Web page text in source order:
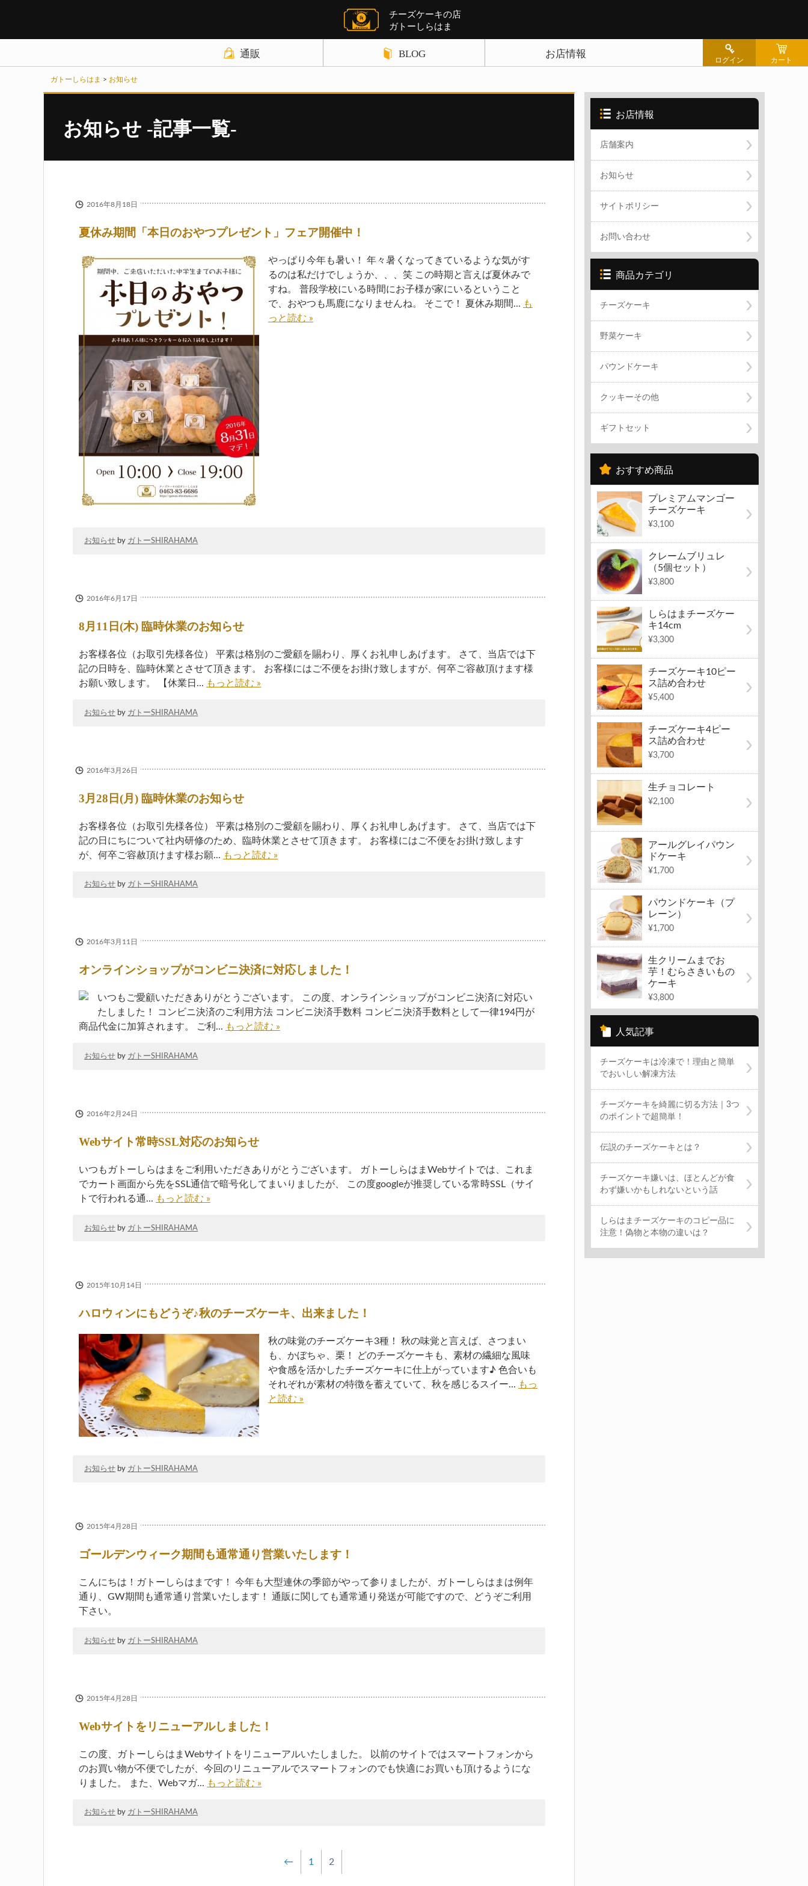
チーズケーキの店
ガトーしらはま
通販 BLOG お店情報
野菜ケーキ
お買い物方法
特定商取引法に基づく表記
ガトーしらはま > お知らせ
お知らせ -記事一覧-
2016年8月18日
夏休み期間「本日のおやつプレゼント」フェア開催中！
やっぱり今年も暑い！ 年々暑くなってきているような気がす
るのは私だけでしょうか、、、笑 この時期と言えば夏休みで
すね。 普段学校にいる時間にお子様が家にいるということ
で、おやつも馬鹿になりませんね。 そこで！ 夏休み期間... も
っと読む »
お知らせ by ガトーSHIRAHAMA
2016年6月17日
8月11日(木) 臨時休業のお知らせ
お客様各位（お取引先様各位） 平素は格別のご愛顧を賜わり、厚くお礼申しあげます。 さて、当店では下
記の日時を、臨時休業とさせて頂きます。 お客様にはご不便をお掛け致しますが、何卒ご容赦頂けます様
お願い致します。 【休業日... もっと読む »
お知らせ by ガトーSHIRAHAMA
2016年3月26日
3月28日(月) 臨時休業のお知らせ
お客様各位（お取引先様各位） 平素は格別のご愛顧を賜わり、厚くお礼申しあげます。 さて、当店では下
記の日にちについて社内研修のため、臨時休業とさせて頂きます。 お客様にはご不便をお掛け致します
が、何卒ご容赦頂けます様お願... もっと読む »
お知らせ by ガトーSHIRAHAMA
2016年3月11日
オンラインショップがコンビニ決済に対応しました！
いつもご愛顧いただきありがとうございます。 この度、オンラインショップがコンビニ決済に対応い
たしました！ コンビニ決済のご利用方法 コンビニ決済手数料 コンビニ決済手数料として一律194円が
商品代金に加算されます。 ご利... もっと読む »
お知らせ by ガトーSHIRAHAMA
2016年2月24日
Webサイト常時SSL対応のお知らせ
いつもガトーしらはまをご利用いただきありがとうございます。 ガトーしらはまWebサイトでは、これま
でカート画面から先をSSL通信で暗号化してまいりましたが、 この度googleが推奨している常時SSL（サイ
トで行われる通... もっと読む »
お知らせ by ガトーSHIRAHAMA
2015年10月14日
ハロウィンにもどうぞ♪秋のチーズケーキ、出来ました！
秋の味覚のチーズケーキ3種！ 秋の味覚と言えば、さつまい
も、かぼちゃ、栗！ どのチーズケーキも、素材の繊細な風味
や食感を活かしたチーズケーキに仕上がっています♪ 色合いも
それぞれが素材の特徴を蓄えていて、秋を感じるスイー... もっ
と読む »
お知らせ by ガトーSHIRAHAMA
2015年4月28日
ゴールデンウィーク期間も通常通り営業いたします！
こんにちは！ガトーしらはまです！ 今年も大型連休の季節がやって参りましたが、ガトーしらはまは例年
通り、GW期間も通常通り営業いたします！ 通販に関しても通常通り発送が可能ですので、どうぞご利用
下さい。
お知らせ by ガトーSHIRAHAMA
2015年4月28日
Webサイトをリニューアルしました！
この度、ガトーしらはまWebサイトをリニューアルいたしました。 以前のサイトではスマートフォンから
のお買い物が不便でしたが、今回のリニューアルでスマートフォンのでも快適にお買いも頂けるようにな
りました。 また、Webマガ... もっと読む »
お知らせ by ガトーSHIRAHAMA
← 1 2
お店情報
店舗案内
お知らせ
サイトポリシー
お問い合わせ
商品カテゴリ
チーズケーキ
野菜ケーキ
パウンドケーキ
クッキーその他
ギフトセット
おすすめ商品
プレミアムマンゴー
チーズケーキ
¥3,100
クレームブリュレ
（5個セット）
¥3,800
しらはまチーズケー
キ14cm
¥3,300
チーズケーキ10ピー
ス詰め合わせ
¥5,400
チーズケーキ4ピー
ス詰め合わせ
¥3,700
生チョコレート
¥2,100
アールグレイパウン
ドケーキ
¥1,700
パウンドケーキ（プ
レーン）
¥1,700
生クリームまでお
芋！むらさきいもの
ケーキ
¥3,800
人気記事
チーズケーキは冷凍で！理由と簡単
でおいしい解凍方法
チーズケーキを綺麗に切る方法｜3つ
のポイントで超簡単！
伝説のチーズケーキとは？
チーズケーキ嫌いは、ほとんどが食
わず嫌いかもしれないという話
しらはまチーズケーキのコピー品に
注意！偽物と本物の違いは？
ログイン カート